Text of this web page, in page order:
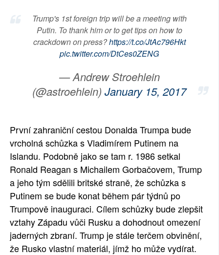
Trump's 1st foreign trip will be a meeting with
Putin. To thank him or to get tips on how to
crackdown on press?https://t.co/JtAc796Hkt
pic.twitter.com/DtCes0ZENG
— Andrew Stroehlein
(@astroehlein) January 15, 2017
První zahraniční cestou Donalda Trumpa bude
vrcholná schůzka s Vladimírem Putinem na
Islandu. Podobně jako se tam r. 1986 setkal
Ronald Reagan s Michailem Gorbačovem, Trump
a jeho tým sdělili britské straně, že schůzka s
Putinem se bude konat během pár týdnů po
Trumpově inauguraci. Cílem schůzky bude zlepšit
vztahy Západu vůči Rusku a dohodnout omezení
jaderných zbraní. Trump je stále terčem obvinění,
že Rusko vlastní materiál, jímž ho může vydírat.